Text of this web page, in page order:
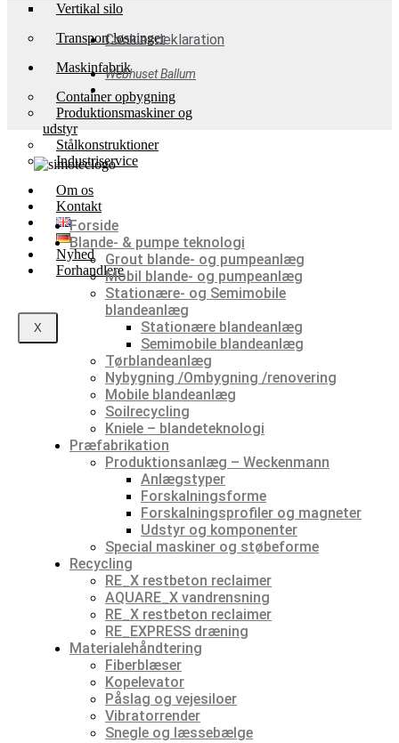
Vertikal silo
Transport løsninger
Maskinfabrik
Container opbygning
Produktionsmaskiner og
udstyr
Stålkonstruktioner
Industriservice
Om os
Kontakt
Nyhed
Forhandlere
X
Cookiesdeklaration
Webhuset Ballum
Forside
Blande- & pumpe teknologi
Grout blande- og pumpeanlæg
Mobil blande- og pumpeanlæg
Stationære- og Semimobile
blandeanlæg
Stationære blandeanlæg
Semimobile blandeanlæg
Tørblandeanlæg
Nybygning /Ombygning /renovering
Mobile blandeanlæg
Soilrecycling
Kniele – blandeteknologi
Præfabrikation
Produktionsanlæg – Weckenmann
Anlægstyper
Forskalningsforme
Forskalningsprofiler og magneter
Udstyr og komponenter
Special maskiner og støbeforme
Recycling
RE_X restbeton reclaimer
AQUARE_X vandrensning
RE_X restbeton reclaimer
RE_EXPRESS dræning
Materialehåndtering
Fiberblæser
Kopelevator
Påslag og vejesiloer
Vibratorrender
Snegle og læssebælge